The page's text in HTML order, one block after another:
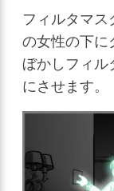
フィルタマ
の女性の下に
ぼかしフィル
にさせます。